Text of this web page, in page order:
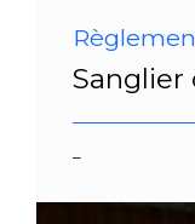
Sanglier
–